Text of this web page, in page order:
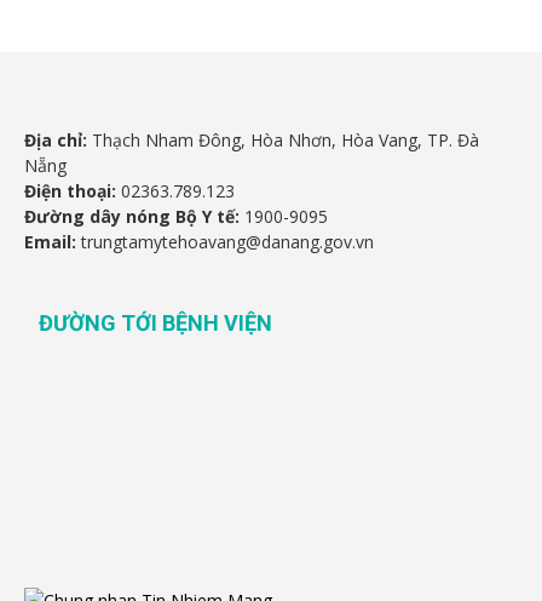
Địa chỉ: Thạch Nham Đông, Hòa Nhơn, Hòa Vang, TP. Đà
Nẵng
Điện thoại: 02363.789.123
Đường dây nóng Bộ Y tế: 1900-9095
Email: trungtamytehoavang@danang.gov.vn
ĐƯỜNG TỚI BỆNH VIỆN